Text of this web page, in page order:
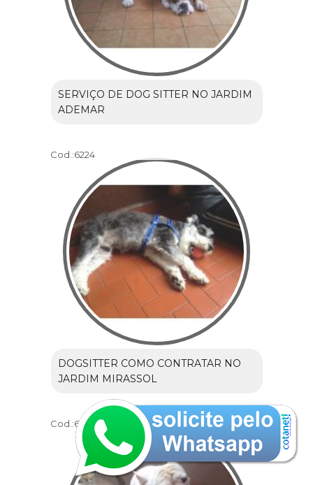
SERVIÇO DE DOG SITTER NO JARDIM
ADEMAR
Cod.:6224
DOGSITTER COMO CONTRATAR NO
JARDIM MIRASSOL
Cod.:6225